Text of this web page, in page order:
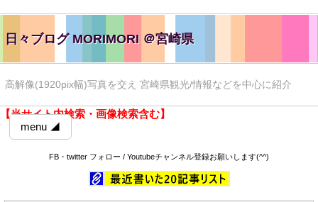
日々ブログ MORIMORI ＠宮崎県
高解像(1920pix幅)写真を交え 宮崎県観光/情報などを中心に紹介
【当サイト内検索・画像検索含む】
menu ◢
FB・twitter フォロー / Youtubeチャンネル登録お願いします(^^)